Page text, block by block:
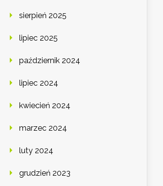
sierpień 2025
lipiec 2025
październik 2024
lipiec 2024
kwiecień 2024
marzec 2024
luty 2024
grudzień 2023